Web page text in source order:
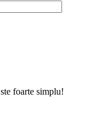
foarte simplu!